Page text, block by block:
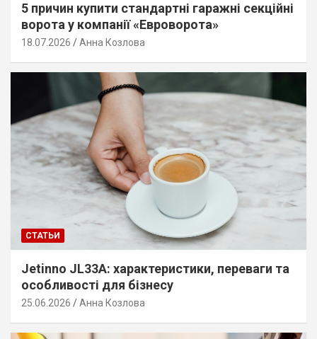
5 причин купити стандартні гаражні секційні
ворота у компанії «Евроворота»
18.07.2026 Анна Козлова
СТАТЬИ
Jetinno JL33A: характеристики, переваги та
особливості для бізнесу
25.06.2026 Анна Козлова